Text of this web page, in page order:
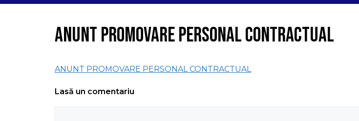
ANUNT PROMOVARE PERSONAL CONTRACTUAL
ANUNT PROMOVARE PERSONAL CONTRACTUAL
Lasă un comentariu